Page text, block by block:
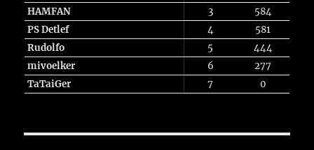
HAMFAN
3
584
PS Detlef
4
581
Rudolfo
5
444
mivoelker
6
277
TaTaiGer
7 0